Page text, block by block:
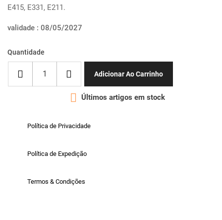
E415, E331, E211.
validade : 08/05/2027
Quantidade
Adicionar Ao Carrinho
 Últimos artigos em stock
Política de Privacidade
Política de Expedição
Termos & Condições